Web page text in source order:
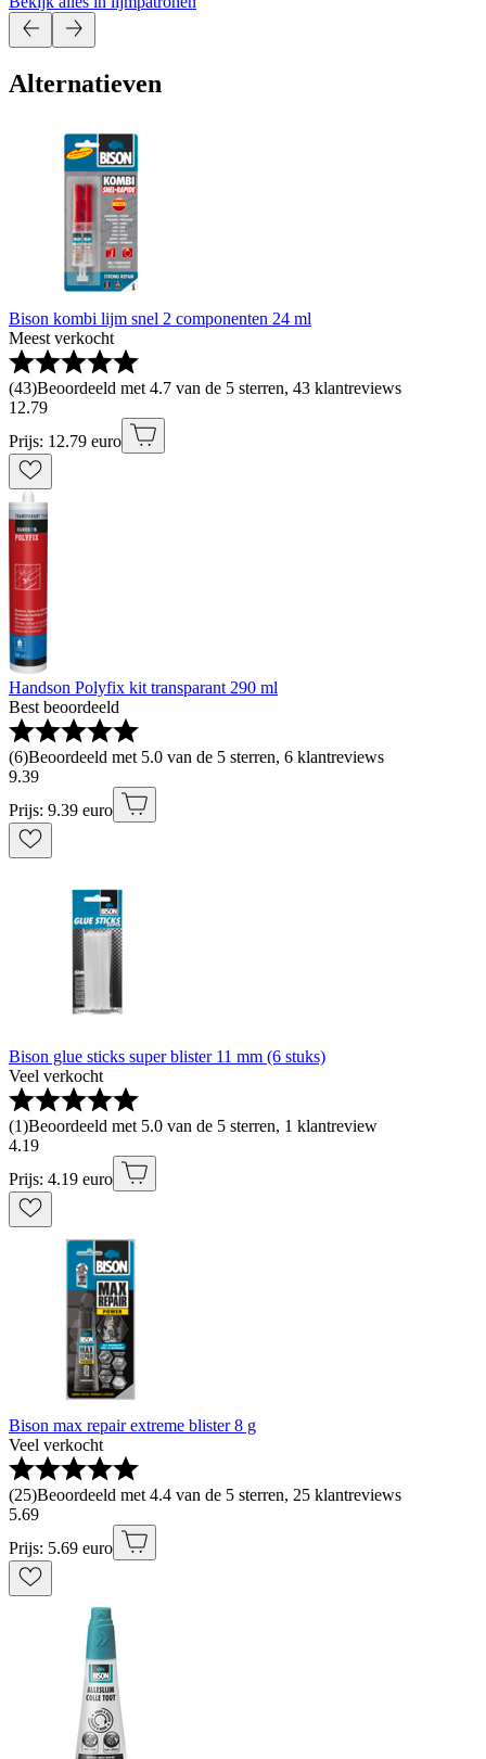
Alternatieven
Bison kombi lijm snel 2 componenten 24 ml
Meest verkocht
(43)Beoordeeld met 4.7 van de 5 sterren, 43 klantreviews
12.79
Prijs: 12.79 euro
Handson Polyfix kit transparant 290 ml
Best beoordeeld
(6)Beoordeeld met 5.0 van de 5 sterren, 6 klantreviews
9.39
Prijs: 9.39 euro
Bison glue sticks super blister 11 mm (6 stuks)
Veel verkocht
(1)Beoordeeld met 5.0 van de 5 sterren, 1 klantreview
4.19
Prijs: 4.19 euro
Bison max repair extreme blister 8 g
Veel verkocht
(25)Beoordeeld met 4.4 van de 5 sterren, 25 klantreviews
5.69
Prijs: 5.69 euro